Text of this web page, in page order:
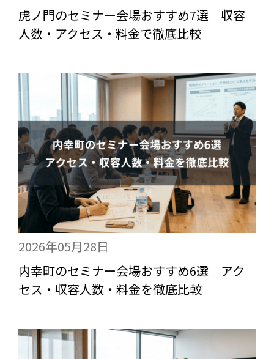
虎ノ門のセミナー会場おすすめ7選｜収容
人数・アクセス・料金で徹底比較
2026年05月28日
内幸町のセミナー会場おすすめ6選｜アク
セス・収容人数・料金を徹底比較